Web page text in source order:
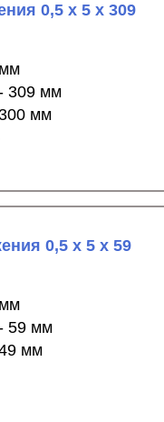
0,5 х 5 х 309
309 мм
мм
0,5 х 5 х 59
59 мм
мм